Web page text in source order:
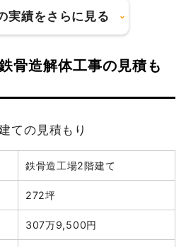
実績をさらに見る
38万1,000円
75万円
9坪 42,333円
381,000円
骨造解体工事の見積も
ての見積もり
鉄骨造工場2階建て
272坪
307万9,500円